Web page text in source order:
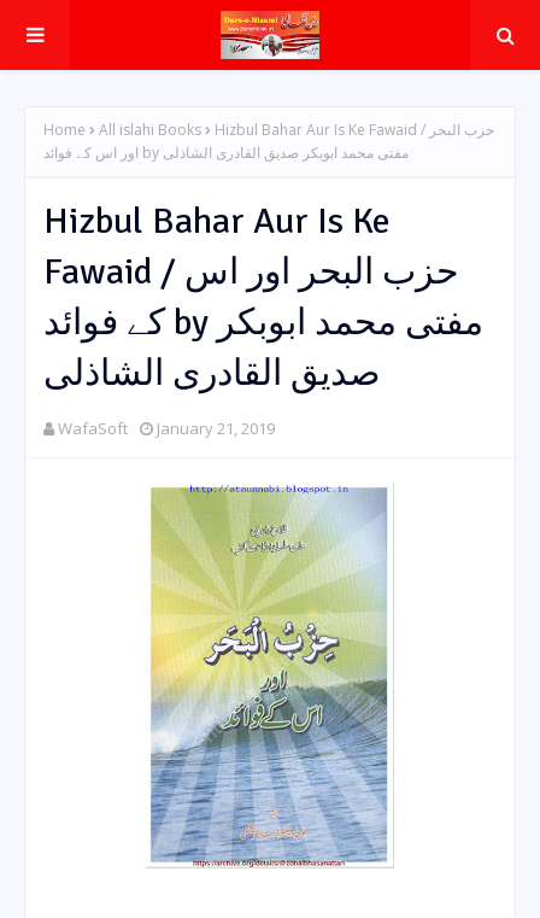
Home All islahi Books
Hizbul Bahar Aur Is Ke Fawaid / حزب البحر
اور اس کے فوائد by مفتی محمد ابوبکر صدیق القادری الشاذلی
Hizbul Bahar Aur Is Ke
Fawaid / حزب البحر اور اس
کے فوائد by مفتی محمد ابوبکر
صدیق القادری الشاذلی
WafaSoft January 21, 2019